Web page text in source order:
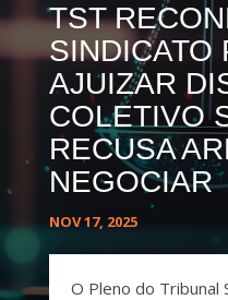
TST
SINDICATO
AJUIZAR
COLETIVO
RECUSA
NEGOCIAR
NOV 17, 2025
O Pleno do Tribunal